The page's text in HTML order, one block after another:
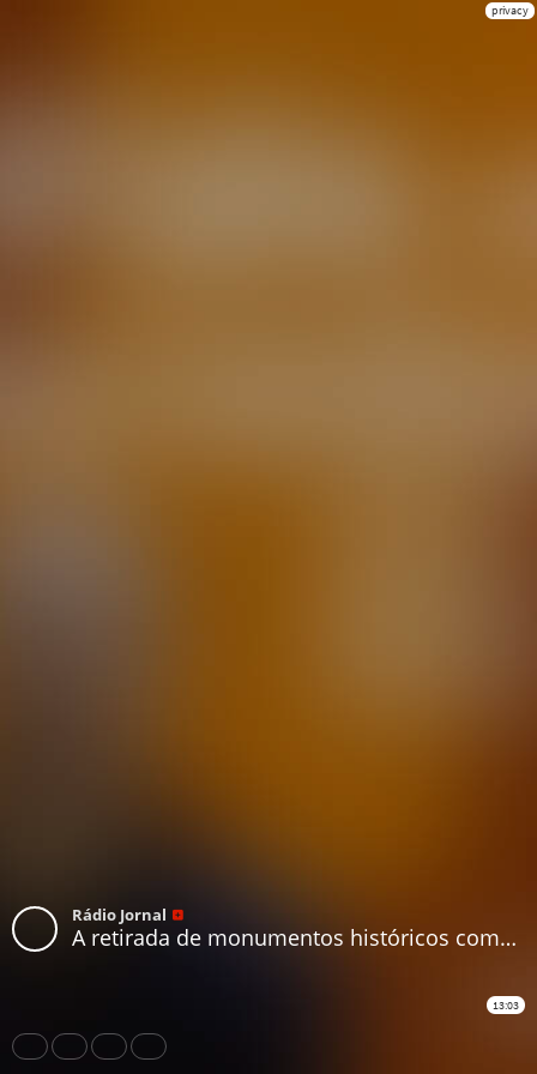
privacy
Rádio Jornal
A retirada de monumentos históricos como forma de protestos
13:03
Share Like